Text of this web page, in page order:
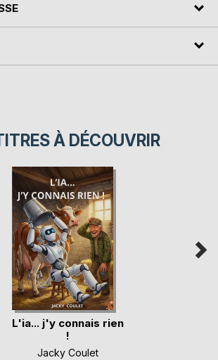
À DÉCOUVRIR
L'ia... j'y connais rien
!
Jacky Coulet